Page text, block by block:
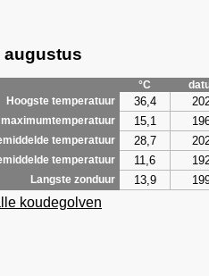
augustus
°C
Hoogste temperatuur
36,4
maximumtemperatuur 15,1
temperatuur 28,7
temperatuur 11,6
Langste zonduur 13,9
koudegolven